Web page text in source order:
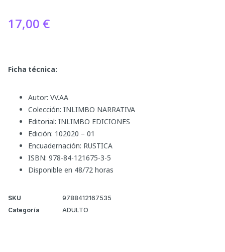
17,00 €
Ficha técnica:
Autor: VV.AA
Colección: INLIMBO NARRATIVA
Editorial: INLIMBO EDICIONES
Edición: 102020 – 01
Encuadernación: RUSTICA
ISBN: 978-84-121675-3-5
Disponible en 48/72 horas
SKU
9788412167535
Categoría
ADULTO